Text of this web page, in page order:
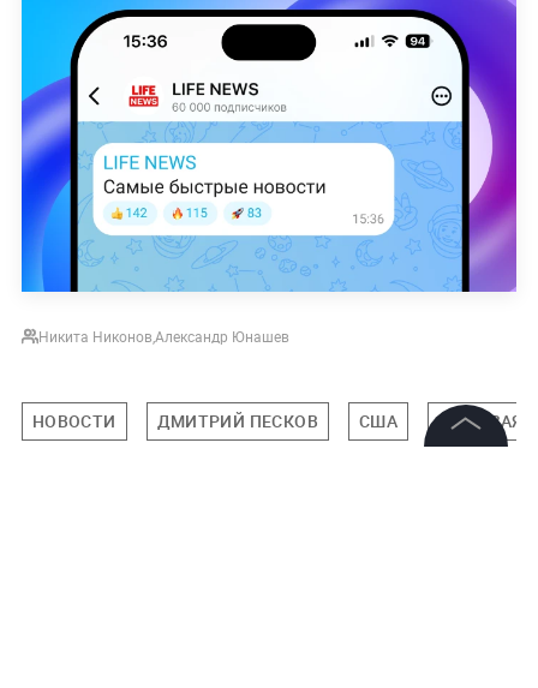
Никита Никонов,Александр Юнашев
НОВОСТИ ДМИТРИЙ ПЕСКОВ США МИРОВАЯ